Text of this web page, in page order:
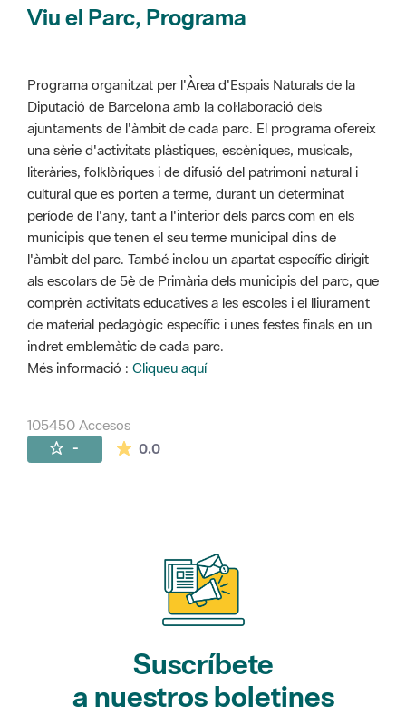
Viu el Parc, Programa
Programa organitzat per l'Àrea d'Espais Naturals de la
Diputació de Barcelona amb la col·laboració dels
ajuntaments de l'àmbit de cada parc. El programa ofereix
una sèrie d'activitats plàstiques, escèniques, musicals,
literàries, folklòriques i de difusió del patrimoni natural i
cultural que es porten a terme, durant un determinat
període de l'any, tant a l'interior dels parcs com en els
municipis que tenen el seu terme municipal dins de
l'àmbit del parc. També inclou un apartat específic dirigit
als escolars de 5è de Primària dels municipis del parc, que
comprèn activitats educatives a les escoles i el lliurament
de material pedagògic específic i unes festes finals en un
indret emblemàtic de cada parc.
Més informació : Cliqueu aquí
105450 Accesos
- 0.0La valoración media es de 0 estrellas de
Suscríbete
a nuestros boletines